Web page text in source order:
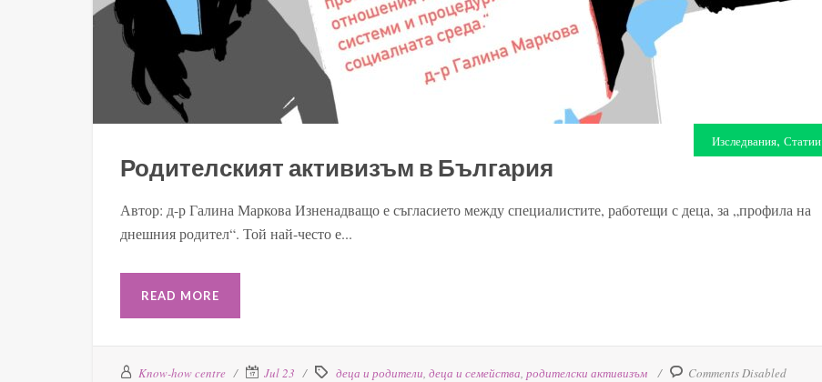
Изследвания, Статии
Родителският активизъм в България
Автор: д-р Галина Маркова Изненадващо е съгласието между специалистите, работещи с деца, за „профила на
днешния родител“. Той най-често е...
READ MORE
Know-how centre Jul 23 деца и родители, деца и семейства, родителски активизъм Comments Disabled